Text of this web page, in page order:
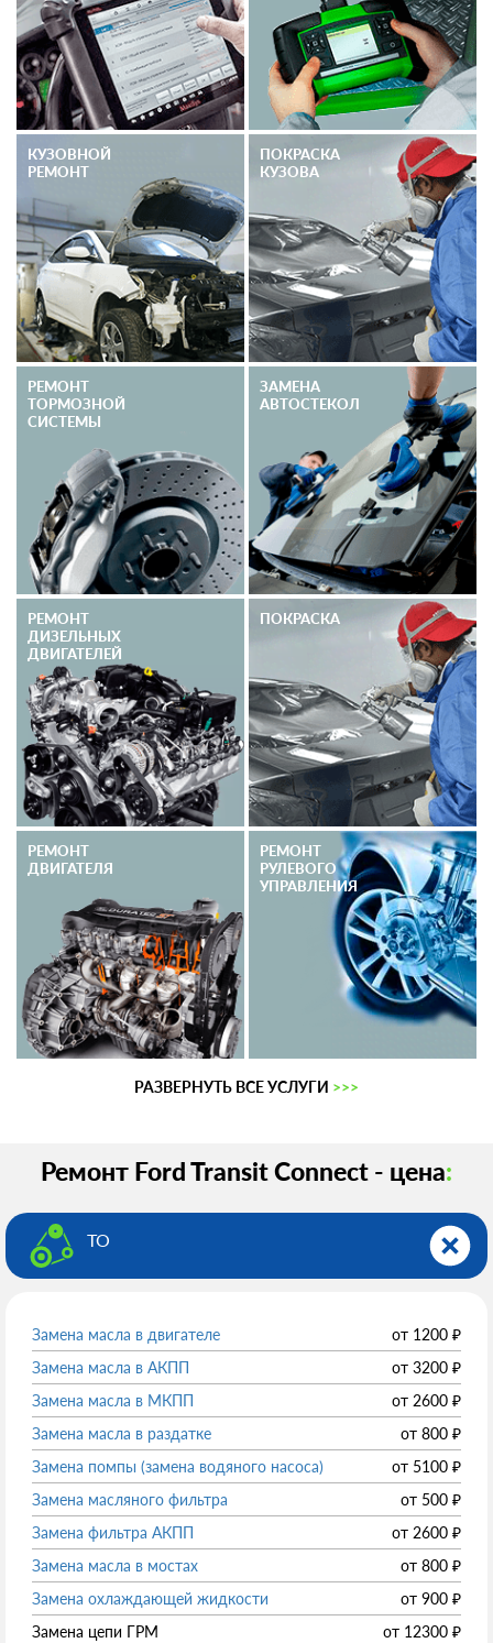
КУЗОВНОЙ
РЕМОНТ
ПОКРАСКА
КУЗОВА
РЕМОНТ
ТОРМОЗНОЙ
СИСТЕМЫ
ЗАМЕНА
АВТОСТЕКОЛ
РЕМОНТ
ДИЗЕЛЬНЫХ
ДВИГАТЕЛЕЙ
ПОКРАСКА
РЕМОНТ
ДВИГАТЕЛЯ
РЕМОНТ
РУЛЕВОГО
УПРАВЛЕНИЯ
РАЗВЕРНУТЬ ВСЕ УСЛУГИ >>>
Ремонт Ford Transit Connect - цена:
ТО
Замена масла в двигателе от 1200 ₽
Замена масла в АКПП
от 3200 ₽
Замена масла в МКПП
от 2600 ₽
Замена масла в раздатке
от 800 ₽
Замена помпы (замена водяного насоса)
от 5100 ₽
Замена масляного фильтра
от 500 ₽
Замена фильтра АКПП
от 2600 ₽
Замена масла в мостах
от 800 ₽
Замена охлаждающей жидкости
от 900 ₽
Замена цепи ГРМ
от 12300 ₽